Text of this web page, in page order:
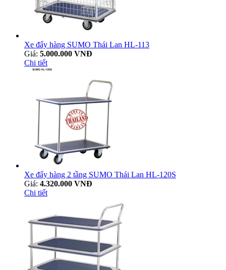
Xe đẩy hàng SUMO Thái Lan HL-113
Giá: 5.000.000 VNĐ
Chi tiết
Xe đẩy hàng 2 tầng SUMO Thái Lan HL-120S
Giá: 4.320.000 VNĐ
Chi tiết